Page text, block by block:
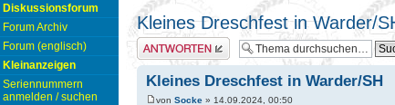
Diskussionsforum
Forum Archiv
Forum (englisch)
Kleinanzeigen
Seriennummern
anmelden / suchen
Kleines Dreschfest in Warder/
Antwort erstellen
Kleines Dreschfest in Warder/SH
von Socke » 14.09.2024, 00:50